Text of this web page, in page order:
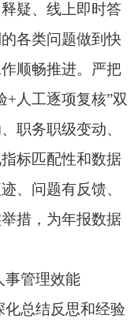
疑、线上即时答
各类问题做到快
顺畅推进。严把
+人工逐项复核”双
职务职级变动、
指标匹配性和数据
、问题有反馈、
措，为年报数据
事管理效能
化总结反思和经验